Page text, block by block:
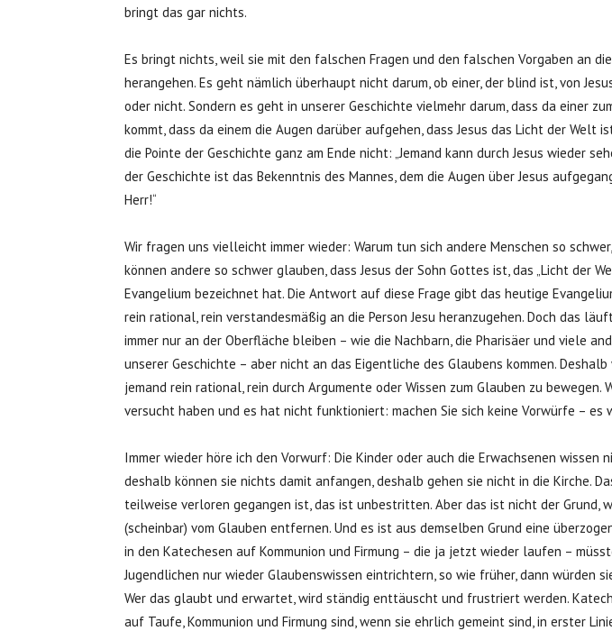
bringt das gar nichts.
Es bringt nichts, weil sie mit den falschen Fragen und den falschen Vorgaben an
herangehen. Es geht nämlich überhaupt nicht darum, ob einer, der blind ist, von
oder nicht. Sondern es geht in unserer Geschichte vielmehr darum, dass da einer
kommt, dass da einem die Augen darüber aufgehen, dass Jesus das Licht der Welt
die Pointe der Geschichte ganz am Ende nicht: „Jemand kann durch Jesus wieder
der Geschichte ist das Bekenntnis des Mannes, dem die Augen über Jesus
Herr!“
Wir fragen uns vielleicht immer wieder: Warum tun sich andere Menschen so
können andere so schwer glauben, dass Jesus der Sohn Gottes ist, das „Licht der
Evangelium bezeichnet hat. Die Antwort auf diese Frage gibt das heutige
rein rational, rein verstandesmäßig an die Person Jesu heranzugehen. Doch das
immer nur an der Oberfläche bleiben – wie die Nachbarn, die Pharisäer und viele
unserer Geschichte – aber nicht an das Eigentliche des Glaubens kommen.
jemand rein rational, rein durch Argumente oder Wissen zum Glauben zu bewegen.
versucht haben und es hat nicht funktioniert: machen Sie sich keine Vorwürfe – es
Immer wieder höre ich den Vorwurf: Die Kinder oder auch die Erwachsenen wissen
deshalb können sie nichts damit anfangen, deshalb gehen sie nicht in die Kirche.
teilweise verloren gegangen ist, das ist unbestritten. Aber das ist nicht der Grund,
(scheinbar) vom Glauben entfernen. Und es ist aus demselben Grund eine
in den Katechesen auf Kommunion und Firmung – die ja jetzt wieder laufen –
Jugendlichen nur wieder Glaubenswissen eintrichtern, so wie früher, dann würden
Wer das glaubt und erwartet, wird ständig enttäuscht und frustriert werden.
auf Taufe, Kommunion und Firmung sind, wenn sie ehrlich gemeint sind, in erster